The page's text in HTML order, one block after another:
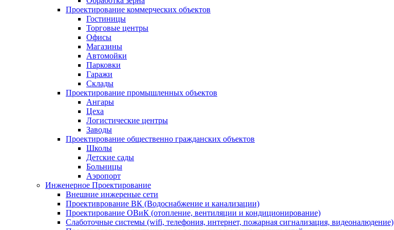
Проектирование коммерческих объектов
Гостиницы
Торговые центры
Офисы
Магазины
Автомойки
Парковки
Гаражи
Склады
Проектирование промышленных объектов
Ангары
Цеха
Логистические центры
Заводы
Проектирование общественно гражданских объектов
Школы
Детские сады
Больницы
Аэропорт
Инженерное Проектирование
Внешние инжереные сети
Проективрование ВК (Водоснабжение и канализации)
Проектирование ОВиК (отопление, вентиляции и кондиционирование)
Слаботочные системы (wifi, телефония, интернет, пожарная сигнализация, видеоналюдение)